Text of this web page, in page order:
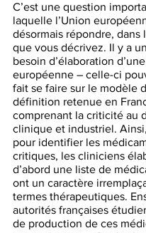
C’est une question
laquelle l’Union
désormais répondre, dans
que vous décrivez. Il y a
besoin d’élaboration
européenne – celle-ci
fait se faire sur le modèle
définition retenue en
comprenant la criticité au
clinique et industriel.
pour identifier les
critiques, les cliniciens
d’abord une liste de
ont un caractère
termes thérapeutiques.
autorités françaises
de production de ces